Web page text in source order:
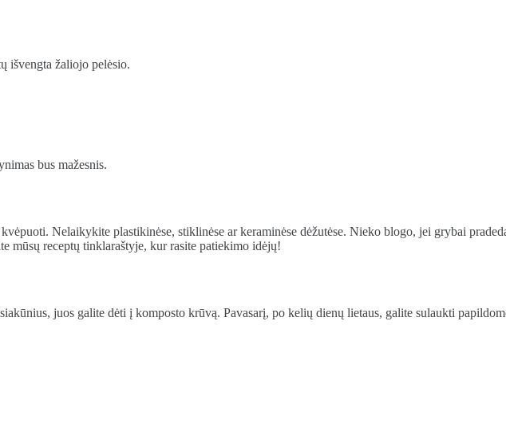
išvengta žaliojo pelėsio.
bus mažesnis.
Nelaikykite plastikinėse, stiklinėse ar keraminėse dėžutėse. Nieko blogo, jei grybai
mūsų receptų tinklaraštyje, kur rasite patiekimo idėjų!
juos galite dėti į komposto krūvą. Pavasarį, po kelių dienų lietaus, galite sulaukti